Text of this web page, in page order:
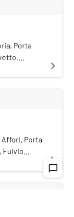
Porta
18.
navigate_next
Affori, Porta
Fulvio
del
navigate_next
chat_bubble_outline